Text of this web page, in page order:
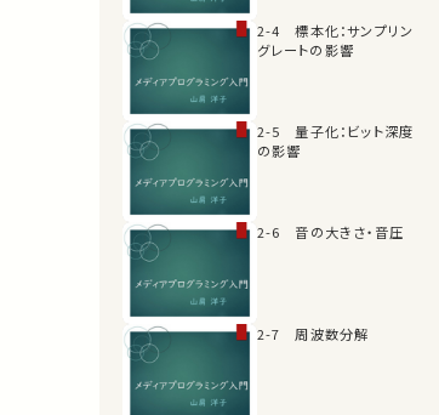
2-4 標本化：サンプリン
グレートの影響
2-5 量子化：ビット深度
の影響
2-6 音の大きさ・音圧
2-7 周波数分解